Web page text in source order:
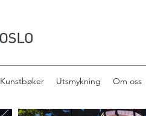
Kunstbøker Utsmykning Om oss